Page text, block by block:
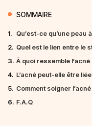
SOMMAIRE
1.
Qu’est-ce qu’une peau
2. Quel est le lien entre le
3. À quoi ressemble
4. L’acné peut-elle être
5. Comment soigner
6. F.A.Q